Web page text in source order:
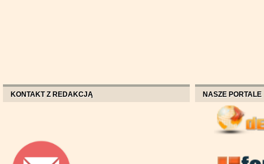
KONTAKT Z REDAKCJĄ NASZE PORTALE